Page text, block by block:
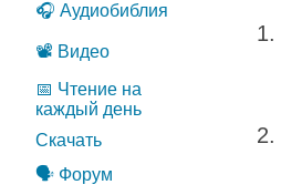
🎧 Аудиобиблия
📽️ Видео
📅 Чтение на
каждый день
Скачать
🗣️ Форум